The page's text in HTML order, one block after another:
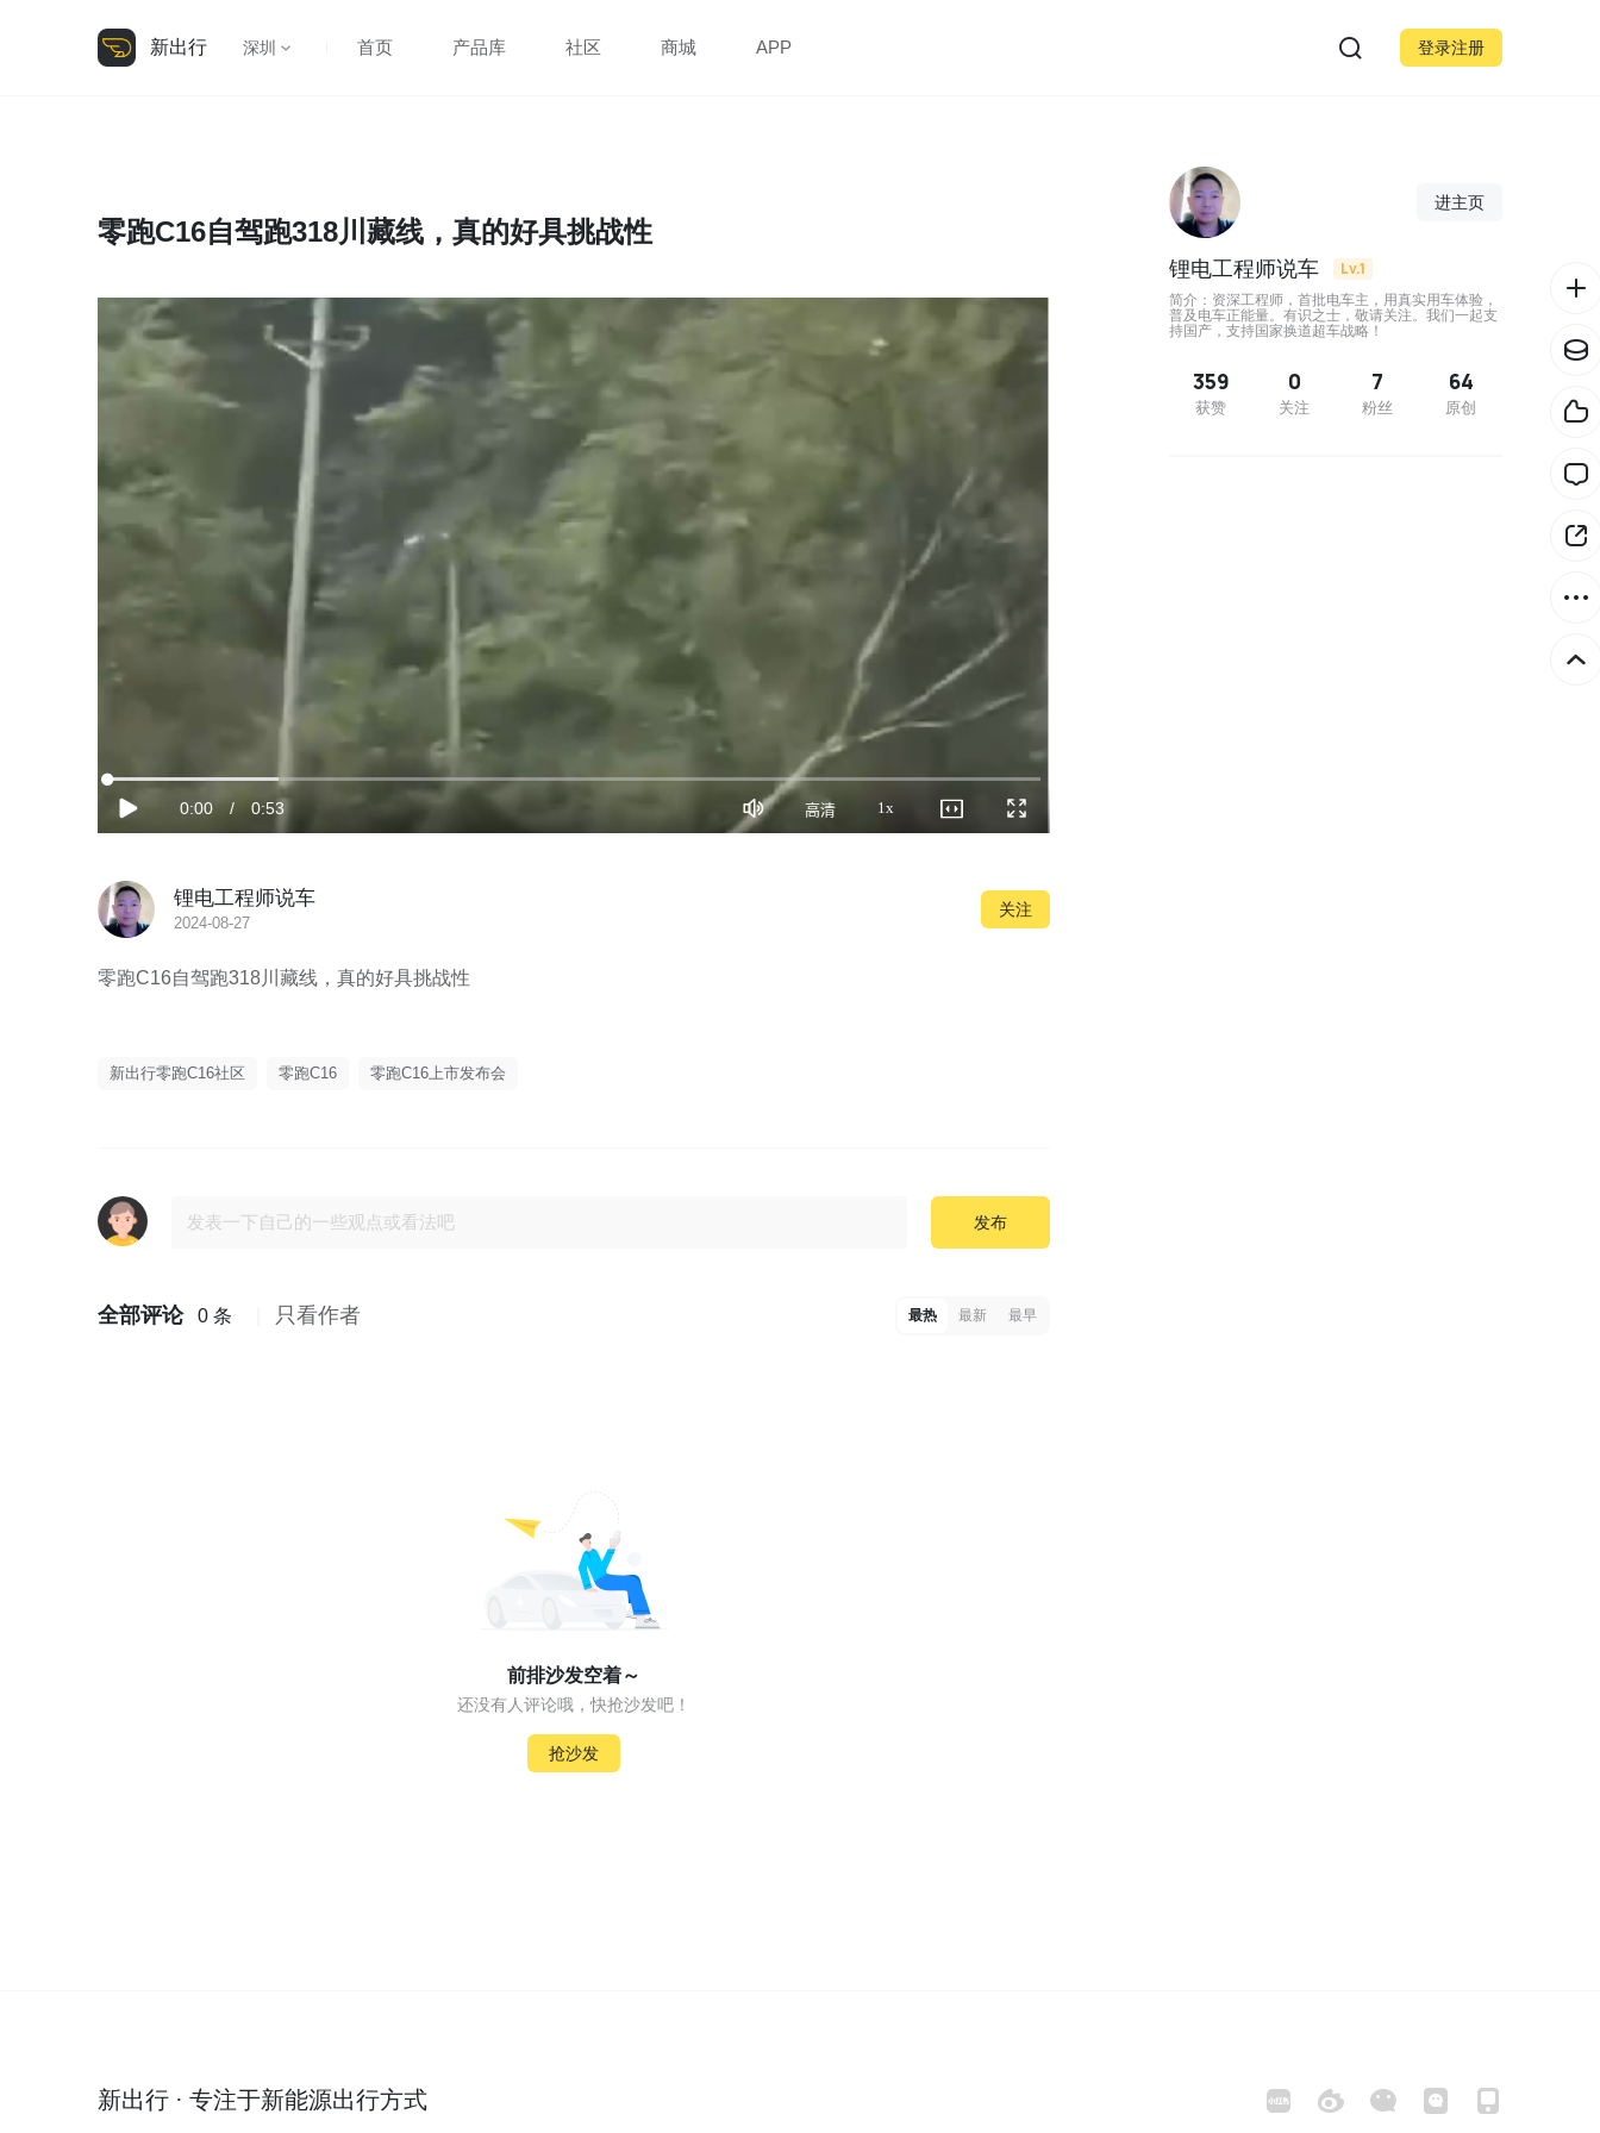
新出行 深圳 首页 产品库 社区 商城 APP 登录注册
零跑C16自驾跑318川藏线，真的好具挑战性
放
当
时
0:00 / 时
0:53
加
载
完
成:
音
画
质
高清 1x
播
放
屏
锂电工程师说车
2024-08-27
关注
零跑C16自驾跑318川藏线，真的好具挑战性
新出行零跑C16社区 零跑C16 零跑C16上市发布会
发布
全部评论 0 条 只看作者 最热 最新 最早
前排沙发空着～
还没有人评论哦，快抢沙发吧！
抢沙发
进主页
锂电工程师说车 Lv.1
简介：资深工程师，首批电车主，用真实用车体验，
普及电车正能量。有识之士，敬请关注。我们一起支
持国产，支持国家换道超车战略！
359
获赞
0
关注
7
粉丝
64
原创
新出行 · 专注于新能源出行方式